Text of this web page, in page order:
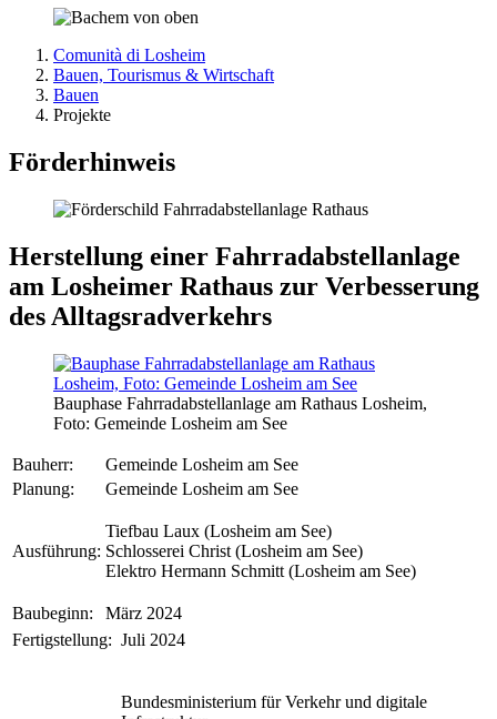
Comunità di Losheim
Bauen, Tourismus & Wirtschaft
Bauen
Projekte
Förderhinweis
Herstellung einer Fahrradabstellanlage
am Losheimer Rathaus zur Verbesserung
des Alltagsradverkehrs
Bauphase Fahrradabstellanlage am Rathaus Losheim,
Foto: Gemeinde Losheim am See
Bauherr:
Gemeinde Losheim am See
Planung:
Gemeinde Losheim am See
Ausführung:
Tiefbau Laux (Losheim am See)
Schlosserei Christ (Losheim am See)
Elektro Hermann Schmitt (Losheim am See)
Baubeginn:
März 2024
Fertigstellung: Juli 2024
Bundesministerium für Verkehr und digitale